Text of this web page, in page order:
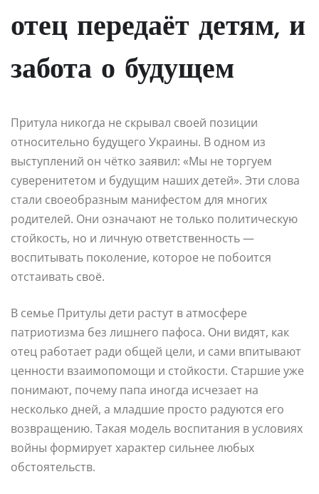
отец передаёт детям, и
забота о будущем
Притула никогда не скрывал своей позиции
относительно будущего Украины. В одном из
выступлений он чётко заявил: «Мы не торгуем
суверенитетом и будущим наших детей». Эти слова
стали своеобразным манифестом для многих
родителей. Они означают не только политическую
стойкость, но и личную ответственность —
воспитывать поколение, которое не побоится
отстаивать своё.
В семье Притулы дети растут в атмосфере
патриотизма без лишнего пафоса. Они видят, как
отец работает ради общей цели, и сами впитывают
ценности взаимопомощи и стойкости. Старшие уже
понимают, почему папа иногда исчезает на
несколько дней, а младшие просто радуются его
возвращению. Такая модель воспитания в условиях
войны формирует характер сильнее любых
обстоятельств.